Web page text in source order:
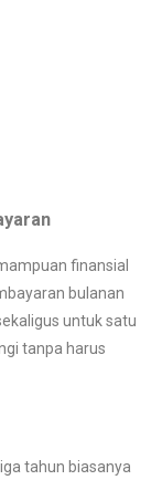
finansial
bulanan
untuk satu
tanpa harus
tahun biasanya